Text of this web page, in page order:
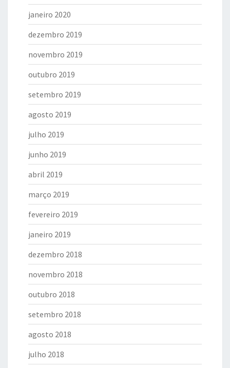
janeiro 2020
dezembro 2019
novembro 2019
outubro 2019
setembro 2019
agosto 2019
julho 2019
junho 2019
abril 2019
março 2019
fevereiro 2019
janeiro 2019
dezembro 2018
novembro 2018
outubro 2018
setembro 2018
agosto 2018
julho 2018